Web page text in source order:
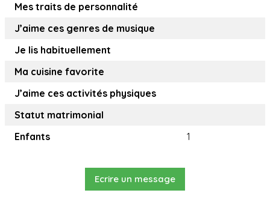
Mes traits de personnalité
J’aime ces genres de musique
Je lis habituellement
Ma cuisine favorite
J’aime ces activités physiques
Statut matrimonial
Enfants
1
Ecrire un message